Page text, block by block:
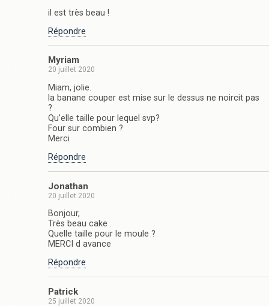
il est très beau !
Répondre
Myriam
20 juillet 2020
Miam, jolie.
la banane couper est mise sur le dessus ne noircit pas
?
Qu’elle taille pour lequel svp?
Four sur combien ?
Merci
Répondre
Jonathan
20 juillet 2020
Bonjour,
Très beau cake .
Quelle taille pour le moule ?
MERCI d avance
Répondre
Patrick
25 juillet 2020